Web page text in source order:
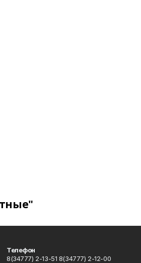
Телефон
8(34777) 2-13-51 8(34777) 2-12-00